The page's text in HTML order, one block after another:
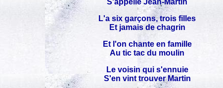
S'appelle Jean-Martin
L'a six garçons, trois filles
Et jamais de chagrin
Et l'on chante en famille
Au tic tac du moulin
Le voisin qui s'ennuie
S'en vint trouver Martin